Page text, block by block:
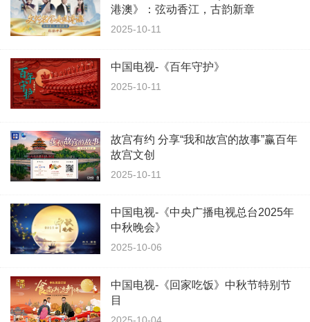
港澳》：弦动香江，古韵新章
2025-10-11
中国电视-《百年守护》
2025-10-11
故宫有约 分享“我和故宫的故事”赢百年
故宫文创
2025-10-11
中国电视-《中央广播电视总台2025年
中秋晚会》
2025-10-06
中国电视-《回家吃饭》中秋节特别节
目